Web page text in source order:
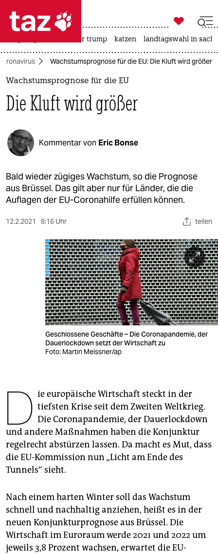
 taz zahl ich
taz zahl ich
politik
öko
gesellschaft
kultur
sport
berlin
wahrheit
veranstaltungen
genossenschaft
epaper login

taz zahl ich
usa unter trump katzen landtagswahl in
Wachstumsprognose für die EU: Die Kluft wird größer
Wachstumsprognose für die EU
Die Kluft wird größer
Kommentar von Eric Bonse
Bald wieder zügiges Wachstum, so die Prognose
aus Brüssel. Das gilt aber nur für Länder, die die
Auflagen der EU-Coronahilfe erfüllen können.
12.2.2021 8:16 Uhr teilen
Geschlossene Geschäfte – Die Coronapandemie, der
Dauerlockdown setzt der Wirtschaft zu
Foto: Martin Meissner/ap
D ie europäische Wirtschaft steckt in der
tiefsten Krise seit dem Zweiten Weltkrieg.
Die Coronapandemie, der Dauerlockdown
und andere Maßnahmen haben die Konjunktur
regelrecht abstürzen lassen. Da macht es Mut, dass
die EU-Kommission nun „Licht am Ende des
Tunnels“ sieht.
Nach einem harten Winter soll das Wachstum
schnell und nachhaltig anziehen, heißt es in der
neuen Konjunkturprognose aus Brüssel. Die
Wirtschaft im Euroraum werde 2021 und 2022 um
jeweils 3,8 Prozent wachsen, erwartet die EU-